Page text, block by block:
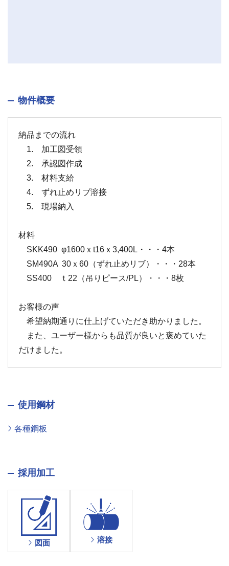
物件概要
納品までの流れ
1. 加工図受領
2. 承認図作成
3. 材料支給
4. ずれ止めリブ溶接
5. 現場納入
材料
SKK490 φ1600ｘt16ｘ3,400L・・・4本
SM490A 30ｘ60（ずれ止めリブ）・・・28本
SS400 ｔ22（吊りピース/PL）・・・8枚
お客様の声
希望納期通りに仕上げていただき助かりました。
また、ユーザー様からも品質が良いと褒めていた
だけました。
使用鋼材
各種鋼板
採用加工
図面 溶接